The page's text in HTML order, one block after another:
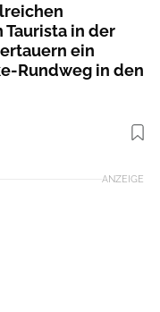
in der
ein
Rundweg in den
Werbung / Charly Schwarz
ANZEIGE